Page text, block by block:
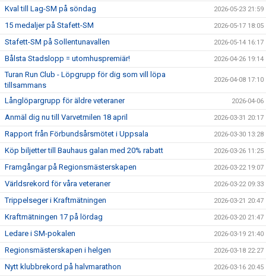
Kval till Lag-SM på söndag 2026-05-23 21:59
15 medaljer på Stafett-SM 2026-05-17 18:05
Stafett-SM på Sollentunavallen 2026-05-14 16:17
Bålsta Stadslopp = utomhuspremiär! 2026-04-26 19:14
Turan Run Club - Löpgrupp för dig som vill löpa
tillsammans
2026-04-08 17:10
Långlöpargrupp för äldre veteraner 2026-04-06
Anmäl dig nu till Varvetmilen 18 april 2026-03-31 20:17
Rapport från Förbundsårsmötet i Uppsala 2026-03-30 13:28
Köp biljetter till Bauhaus galan med 20% rabatt 2026-03-26 11:25
Framgångar på Regionsmästerskapen 2026-03-22 19:07
Världsrekord för våra veteraner 2026-03-22 09:33
Trippelseger i Kraftmätningen 2026-03-21 20:47
Kraftmätningen 17 på lördag 2026-03-20 21:47
Ledare i SM-pokalen 2026-03-19 21:40
Regionsmästerskapen i helgen 2026-03-18 22:27
Nytt klubbrekord på halvmarathon 2026-03-16 20:45